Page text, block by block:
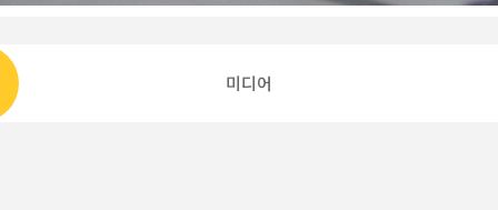
미디어